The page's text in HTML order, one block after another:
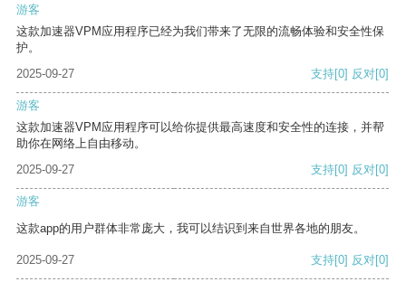
游客
这款加速器VPM应用程序已经为我们带来了无限的流畅体验和安全性保
护。
2025-09-27
支持[0] 反对[0]
游客
这款加速器VPM应用程序可以给你提供最高速度和安全性的连接，并帮
助你在网络上自由移动。
2025-09-27
支持[0] 反对[0]
游客
这款app的用户群体非常庞大，我可以结识到来自世界各地的朋友。
2025-09-27 支持[0] 反对[0]